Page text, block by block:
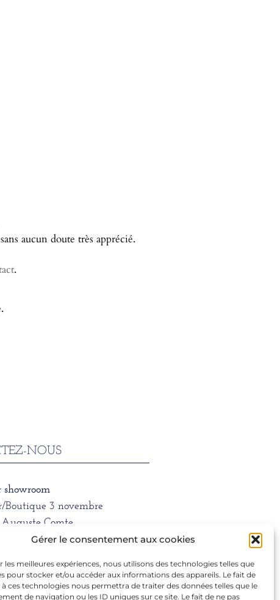
Gérer le consentement aux cookies
les meilleures expériences, nous utilisons des technologies telles que
pour stocker et/ou accéder aux informations des appareils. Le fait de
ces technologies nous permettra de traiter des données telles que le
de navigation ou les ID uniques sur ce site. Le fait de ne pas
aucun doute très apprécié.
.
NOUS
3 novembre
Comte
LYON
39 66